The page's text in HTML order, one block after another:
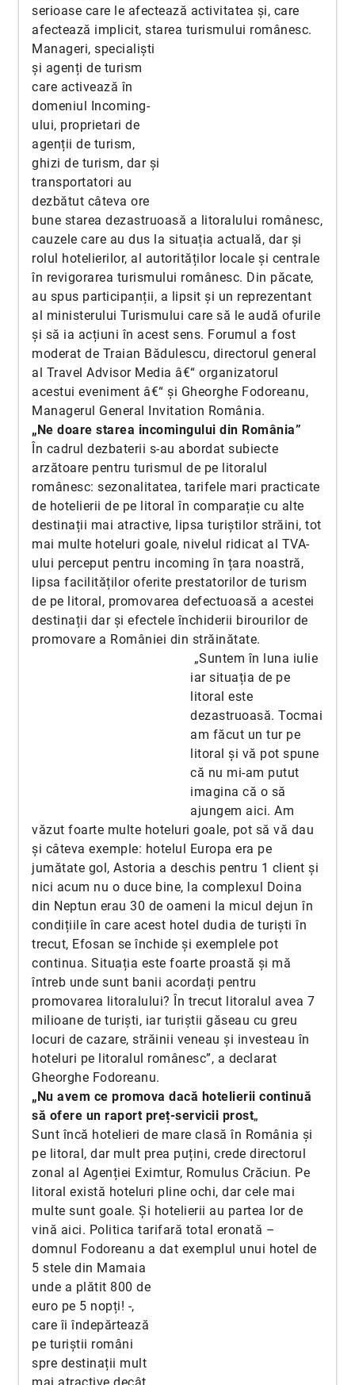
serioase care le afectează activitatea și, care
afectează implicit, starea turismului românesc.
Manageri, specialiști
și agenți de turism
care activează în
domeniul Incoming-
ului, proprietari de
agenții de turism,
ghizi de turism, dar și
transportatori au
dezbătut câteva ore
bune starea dezastruoasă a litoralului românesc,
cauzele care au dus la situația actuală, dar și
rolul hotelierilor, al autorităților locale și centrale
în revigorarea turismului românesc. Din păcate,
au spus participanții, a lipsit și un reprezentant
al ministerului Turismului care să le audă ofurile
și să ia acțiuni în acest sens. Forumul a fost
moderat de Traian Bădulescu, directorul general
al Travel Advisor Media â€“ organizatorul
acestui eveniment â€“ și Gheorghe Fodoreanu,
Managerul General Invitation România.
„Ne doare starea incomingului din România”
În cadrul dezbaterii s-au abordat subiecte
arzătoare pentru turismul de pe litoralul
românesc: sezonalitatea, tarifele mari practicate
de hotelierii de pe litoral în comparație cu alte
destinații mai atractive, lipsa turiștilor străini, tot
mai multe hoteluri goale, nivelul ridicat al TVA-
ului perceput pentru incoming în țara noastră,
lipsa facilităților oferite prestatorilor de turism
de pe litoral, promovarea defectuoasă a acestei
destinații dar și efectele închiderii birourilor de
promovare a României din străinătate.
„Suntem în luna iulie
iar situația de pe
litoral este
dezastruoasă. Tocmai
am făcut un tur pe
litoral și vă pot spune
că nu mi-am putut
imagina că o să
ajungem aici. Am
văzut foarte multe hoteluri goale, pot să vă dau
și câteva exemple: hotelul Europa era pe
jumătate gol, Astoria a deschis pentru 1 client și
nici acum nu o duce bine, la complexul Doina
din Neptun erau 30 de oameni la micul dejun în
condițiile în care acest hotel dudia de turiști în
trecut, Efosan se închide și exemplele pot
continua. Situația este foarte proastă și mă
întreb unde sunt banii acordați pentru
promovarea litoralului? În trecut litoralul avea 7
milioane de turiști, iar turiștii găseau cu greu
locuri de cazare, străinii veneau și investeau în
hoteluri pe litoralul românesc”, a declarat
Gheorghe Fodoreanu.
„Nu avem ce promova dacă hotelierii continuă
să ofere un raport preț-servicii prost„
Sunt încă hotelieri de mare clasă în România și
pe litoral, dar mult prea puțini, crede directorul
zonal al Agenției Eximtur, Romulus Crăciun. Pe
litoral există hoteluri pline ochi, dar cele mai
multe sunt goale. Și hotelierii au partea lor de
vină aici. Politica tarifară total eronată –
domnul Fodoreanu a dat exemplul unui hotel de
5 stele din Mamaia
unde a plătit 800 de
euro pe 5 nopți! -,
care îi îndepărtează
pe turiștii români
spre destinații mult